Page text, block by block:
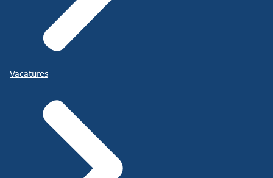
Vacatures